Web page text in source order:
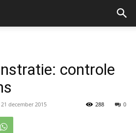
controle
21 december 2015 0
288